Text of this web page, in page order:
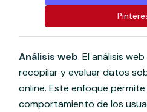
Análisis web. El análisis
recopilar y evaluar datos
online. Este enfoque
comportamiento de los